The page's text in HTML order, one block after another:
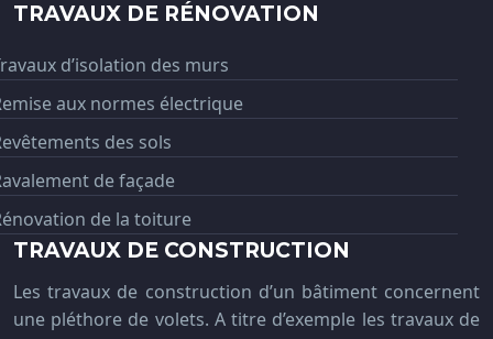
TRAVAUX DE RÉNOVATION
d’isolation des murs
aux normes électrique
des sols
de façade
de la toiture
TRAVAUX DE CONSTRUCTION
Les travaux de construction d’un bâtiment concernent
une pléthore de volets. A titre d’exemple les travaux de